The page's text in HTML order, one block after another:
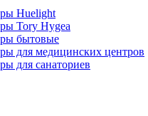
Huelight
Tory Hygea
бытовые
для медицинских центров
для санаториев